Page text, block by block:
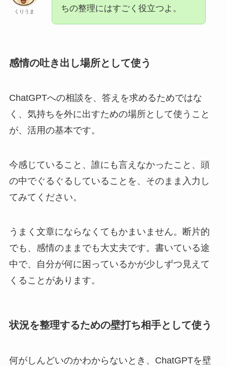
くりうま
ちの整理にはすごく役立つよ。
感情の吐き出し場所として使う
ChatGPTへの相談を、答えを求めるためではな
く、気持ちを外に出すための場所として使うこと
が、活用の基本です。
今感じていること、誰にも言えなかったこと、頭
の中でぐるぐるしていることを、そのまま入力し
てみてください。
うまく文章にならなくてもかまいません。断片的
でも、感情のままでも大丈夫です。書いている途
中で、自分が何に困っているかが少しずつ見えて
くることがあります。
状況を整理するための壁打ち相手として使う
何がしんどいのかわからないとき、ChatGPTを壁